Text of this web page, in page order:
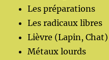
Les préparations
Les radicaux libres
Lièvre (Lapin, Chat)
Métaux lourds